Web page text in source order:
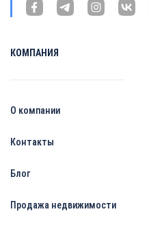
КОМПАНИЯ
О компании
Контакты
Блог
Продажа недвижимости